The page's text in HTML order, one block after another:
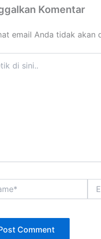
Komentar
email Anda tidak akan